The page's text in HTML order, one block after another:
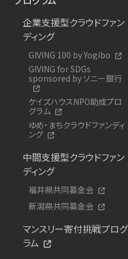
企業支援型クラウドファン
ディング
GIVING 100 by Yogibo
GIVING for SDGs
sponsored by ソニー銀行
ケイズハウスNPO助成プロ
グラム
ゆめ・まちクラウドファンディ
ング
中間支援型クラウドファン
ディング
福井県共同募金会
新潟県共同募金会
マンスリー寄付挑戦プログ
ラム